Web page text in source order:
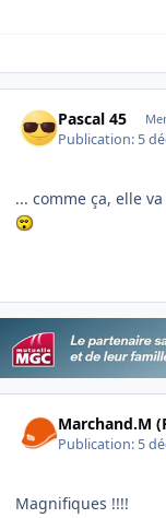
Pascal 45
Publication: 5
... comme ça, elle
Marchand.M
Publication: 5
Magnifiques !!!!